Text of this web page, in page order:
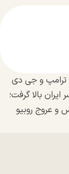
و جی دی
بالا گرفت؛
و عروج روبیو